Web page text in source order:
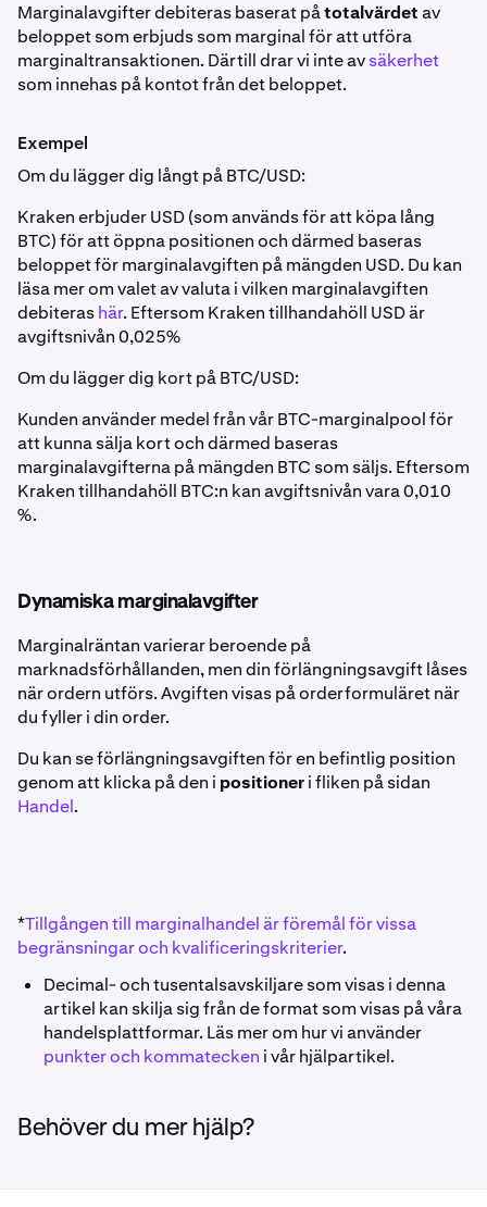
Marginalavgifter debiteras baserat påtotalvärdetav
beloppet som erbjuds som marginal för att utföra
marginaltransaktionen. Därtill drar vi inte avsäkerhet
som innehas på kontot från det beloppet.
Exempel
Om du lägger dig långt på BTC/USD:
Kraken erbjuder USD (som används för att köpa lång
BTC) för att öppna positionen och därmed baseras
beloppet för marginalavgiften på mängden USD. Du kan
läsa mer om valet av valuta i vilken marginalavgiften
debiterashär. Eftersom Kraken tillhandahöll USD är
avgiftsnivån 0,025%
Om du lägger dig kort på BTC/USD:
Kunden använder medel från vår BTC-marginalpool för
att kunna sälja kort och därmed baseras
marginalavgifterna på mängden BTC som säljs. Eftersom
Kraken tillhandahöll BTC:n kan avgiftsnivån vara 0,010
%.
Dynamiska marginalavgifter
Marginalräntan varierar beroende på
marknadsförhållanden, men din förlängningsavgift låses
när ordern utförs. Avgiften visas på orderformuläret när
du fyller i din order.
Du kan se förlängningsavgiften för en befintlig position
genom att klicka på den i positioneri fliken på sidan
Handel.
*Tillgången till marginalhandel är föremål för vissa
begränsningar och kvalificeringskriterier.
Decimal- och tusentalsavskiljare som visas i denna
artikel kan skilja sig från de format som visas på våra
handelsplattformar. Läs mer om hur vi använder
punkter och kommatecken i vår hjälpartikel.
Behöver du mer hjälp?